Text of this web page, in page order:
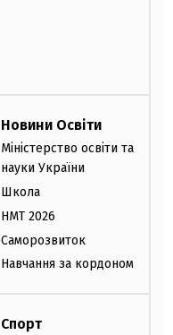
Новини Освіти
Міністерство освіти та
науки України
Школа
НМТ 2026
Саморозвиток
Навчання за кордоном
Спорт